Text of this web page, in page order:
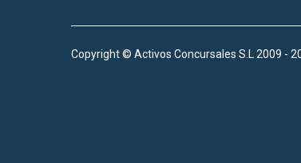
Copyright © Activos Concursales S.L 2009 -